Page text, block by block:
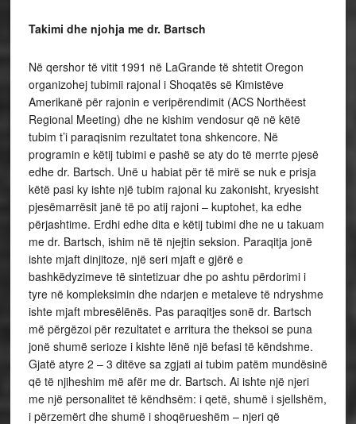
Takimi dhe njohja me dr. Bartsch
Në qershor të vitit 1991 në LaGrande të shtetit Oregon
organizohej tubimii rajonal i Shoqatës së Kimistëve
Amerikanë për rajonin e veripërendimit (ACS Northëest
Regional Meeting) dhe ne kishim vendosur që në këtë
tubim t’i paraqisnim rezultatet tona shkencore. Në
programin e këtij tubimi e pashë se aty do të merrte pjesë
edhe dr. Bartsch. Unë u habiat për të mirë se nuk e prisja
këtë pasi ky ishte një tubim rajonal ku zakonisht, kryesisht
pjesëmarrësit janë të po atij rajoni – kuptohet, ka edhe
përjashtime. Erdhi edhe dita e këtij tubimi dhe ne u takuam
me dr. Bartsch, ishim në të njejtin seksion. Paraqitja jonë
ishte mjaft dinjitoze, një seri mjaft e gjërë e
bashkëdyzimeve të sintetizuar dhe po ashtu përdorimi i
tyre në kompleksimin dhe ndarjen e metaleve të ndryshme
ishte mjaft mbresëlënës. Pas paraqitjes sonë dr. Bartsch
më përgëzoi për rezultatet e arritura the theksoi se puna
jonë shumë serioze i kishte lënë një befasi të këndshme.
Gjatë atyre 2 – 3 ditëve sa zgjati ai tubim patëm mundësinë
që të njiheshim më afër me dr. Bartsch. Ai ishte një njeri
me një personalitet të këndhsëm: i qetë, shumë i sjellshëm,
i përzemërt dhe shumë i shoqërueshëm – njeri që